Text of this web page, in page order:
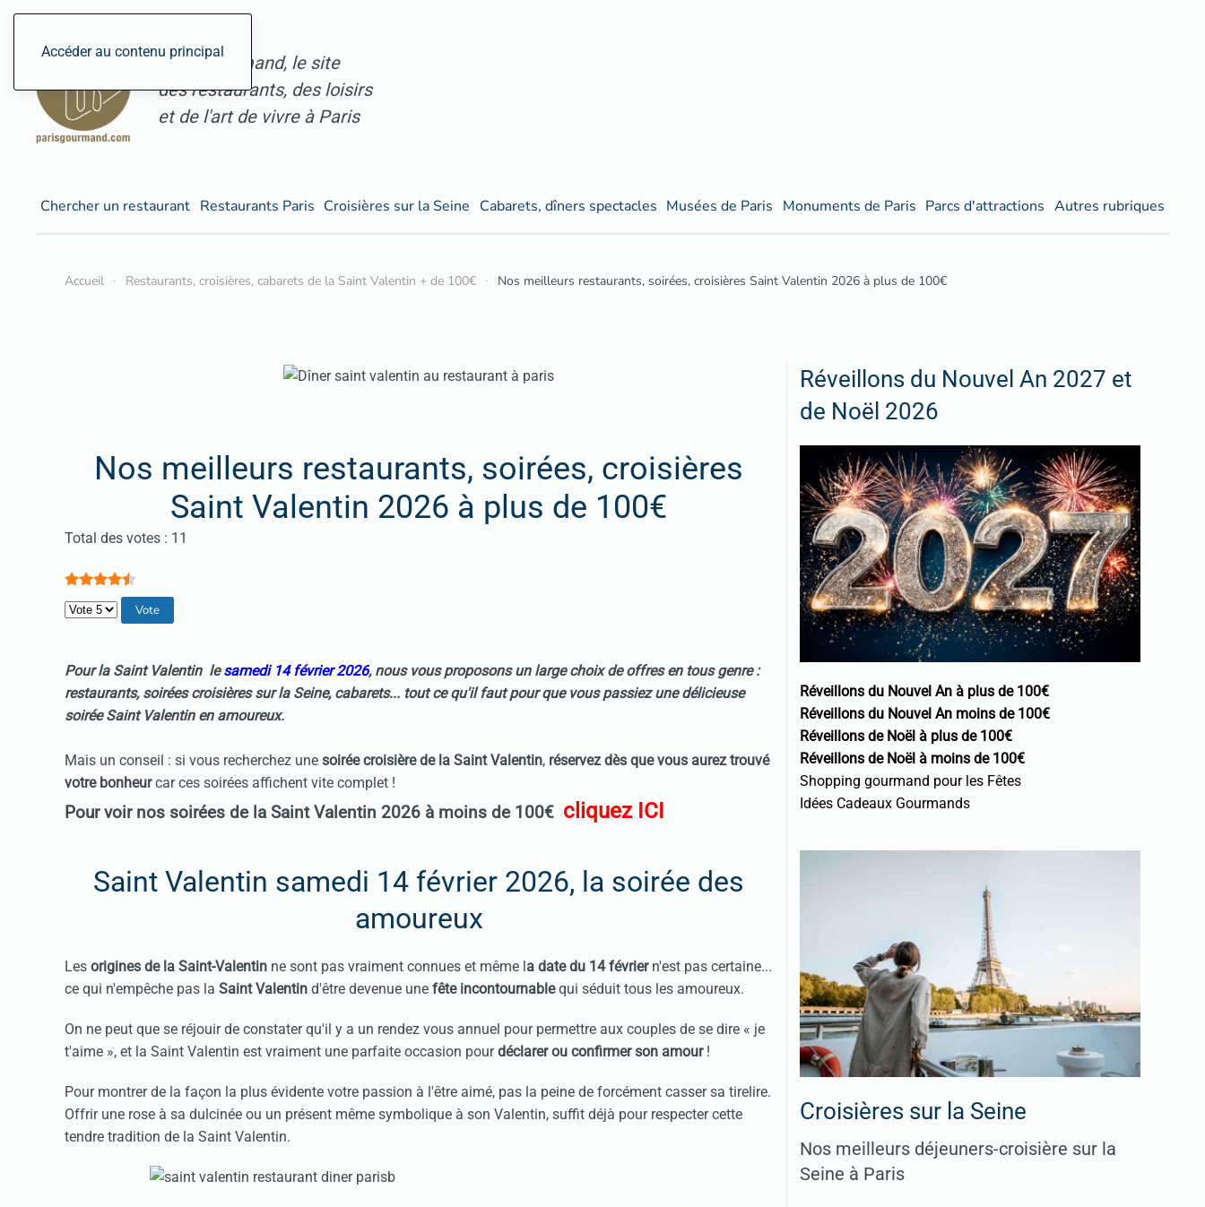
Accéder au contenu principal
ParisGourmand, le site
des restaurants, des loisirs
et de l'art de vivre à Paris
Chercher un restaurant Restaurants Paris Croisières sur la Seine Cabarets, dîners spectacles Musées de Paris Monuments de Paris Parcs d'attractions Autres rubriques
Accueil Restaurants, croisières, cabarets de la Saint Valentin + de 100€ Nos meilleurs restaurants, soirées, croisières Saint Valentin 2026 à plus de 100€
Nos meilleurs restaurants, soirées, croisières
Saint Valentin 2026 à plus de 100€
Vote utilisateur:4.5
Total des votes : 11
Veuillez voter
Pour la Saint Valentin lesamedi 14 février 2026, nous vous proposons un large choix de offres en tous genre :
restaurants, soirées croisières sur la Seine, cabarets... tout ce qu'il faut pour que vous passiez une délicieuse
soirée Saint Valentinen amoureux.
Mais un conseil : si vous recherchez une soirée croisière de la Saint Valentin, réservez dès que vous aurez trouvé
votre bonheurcar ces soirées affichent vite complet !
Pour voir nos soirées de la Saint Valentin 2026 à moins de 100€ cliquez ICI
Saint Valentin samedi 14 février 2026, la soirée des
amoureux
Les origines de la Saint-Valentin ne sont pas vraiment connues et même la date du 14 févriern'est pas certaine...
ce qui n'empêche pas la Saint Valentin d'être devenue une fête incontournablequi séduit tous les amoureux.
On ne peut que se réjouir de constater qu'il y a un rendez vous annuel pour permettre aux couples de se dire « je
t'aime », et la Saint Valentin est vraiment une parfaite occasion pourdéclarer ou confirmer son amour!
Pour montrer de la façon la plus évidente votre passion à l'être aimé, pas la peine de forcément casser sa tirelire.
Offrir une rose à sa dulcinée ou un présent même symbolique à son Valentin, suffit déjà pour respecter cette
tendre tradition de la Saint Valentin.
Réveillons du Nouvel An 2027 et
de Noël 2026
Réveillons du Nouvel An à plus de 100€
Réveillons du Nouvel An moins de 100€
Réveillons de Noël à plus de 100€
Réveillons de Noël à moins de 100€
Shopping gourmand pour les Fêtes
Idées Cadeaux Gourmands
Croisières sur la Seine
Nos meilleurs déjeuners-croisière sur la
Seine à Paris